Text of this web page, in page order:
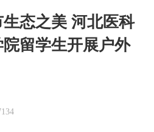
态之美 河北医科
留学生开展户外